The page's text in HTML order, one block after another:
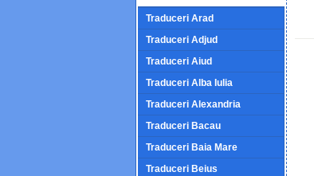
Traduceri Arad
Traduceri Adjud
Traduceri Aiud
Traduceri Alba Iulia
Traduceri Alexandria
Traduceri Bacau
Traduceri Baia Mare
Traduceri Beius